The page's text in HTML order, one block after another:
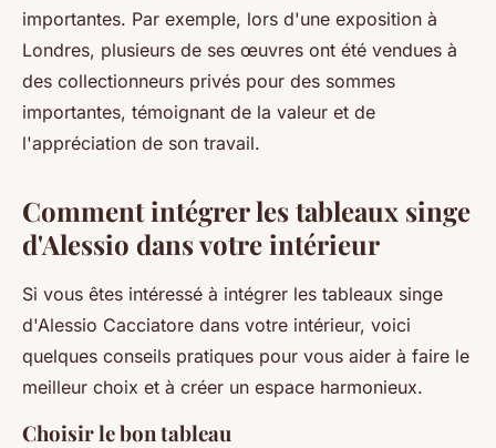
importantes. Par exemple, lors d'une exposition à
Londres, plusieurs de ses œuvres ont été vendues à
des collectionneurs privés pour des sommes
importantes, témoignant de la valeur et de
l'appréciation de son travail.
Comment intégrer les tableaux singe
d'Alessio dans votre intérieur
Si vous êtes intéressé à intégrer les tableaux singe
d'Alessio Cacciatore dans votre intérieur, voici
quelques conseils pratiques pour vous aider à faire le
meilleur choix et à créer un espace harmonieux.
Choisir le bon tableau